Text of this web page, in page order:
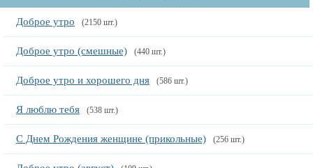
Доброе утро (2150 шт.)
Доброе утро (смешные) (440 шт.)
Доброе утро и хорошего дня (586 шт.)
Я люблю тебя (538 шт.)
С Днем Рождения женщине (прикольные) (256 шт.)